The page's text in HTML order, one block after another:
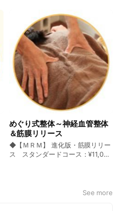
30分￥5,000～ ・カウンセリング
⇒化粧水の足浴⇒たこケア⇒保湿 ※
痛みがある人は魚の目+タコのセ
ットケアを選択 ◆【2か月以内の
再来】うおのめケア（前回の魚の
目ケアから2か月以内のリピーター
様）：¥5,000~ (税込) 【2回目以
降及び前回から2か月以内の方】約
30分￥5,000～ ・カウンセリング
⇒化粧水の足湯⇒うおのめケア⇒
¥5,500~ (税込) カウンセリング⇒
化粧水の足湯⇒かかと角質ケア＆
保湿 ※かかと以外の足裏全体の角
質やタコは「足裏つるすべコー
自宅や施設でサロンと同様のケア
【ネイルケア付】ネイルカラーマ
ニキュアをお選びください。お帰
りの際のサンダル等を持参くださ
い。 ◆【オプション特価】☆温活
☆準天然温泉のフットスパ☆他の
施術メニューにオプションで：
¥1,000 (税込) 【準天然温泉】光明
石フットスパで手足ポカポカ♪足を
温める事により血管を拡張させ、
血液の循環を良くし、冷えやむく
みと腹部内臓の血液循環をケア☆
指より：¥650~ (税込) 他店でされ
たジェルオフの場合。10指OFF
割：5,000円 ◆【オプション特
価】疲れ目にアイトレ30分☆他の
と同時ケアでアイトレ30分コース
ホットケア】フットリフレ＆ハン
ドマッサージケア 40分：¥6,600
(税込) 足のむくみや冷えにはフッ
トリフレ☆二の腕のたるみ改善、
肩コリ、手先の冷えにはハンドマ
ッサージでケア☆彡理学療法士考
案オリジナル技術(^^♪ ◆【手足の
冷え～肩コリ＆血流改善】準天然
温泉・光明石フットＳＰＡ＆ハン
ドマッサージ：¥4,800 (税込) 【準
天然温泉】光明石を使用した足温
し、冷え・むくみ改善！ハンドマ
ッサージで手首スッキリ肩コリの
改善も☆彡 ◆看護師カウンセラー
☆姿勢・歪み・ボディ・のカウン
筋膜リリースの施術体験90分がセ
めぐり式整体～神経血管整体
＆筋膜リリース
◆【ＭＲＭ】 進化版・筋膜リリー
ス スタンダードコース：¥11,000
ボでこれまでにない体感を！See more